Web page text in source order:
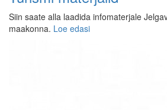
Siin saate alla laadida infomaterjale
maakonna. Loe edasi